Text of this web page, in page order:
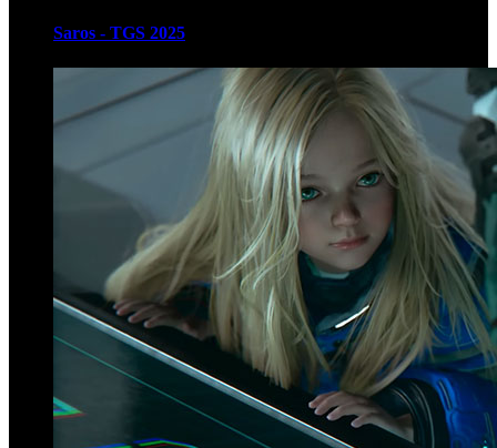
Saros - TGS 2025